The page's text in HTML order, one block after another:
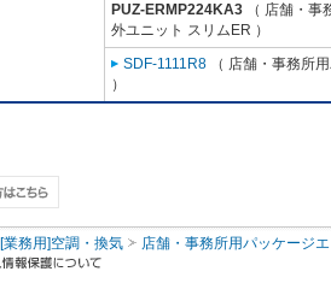
PUZ-ERMP224KA3 （ 店舗・事
外ユニット スリムER ）
SDF-1111R8 （ 店舗・事務所
）
[業務用]空調・換気 店舗・事務所用パッケージ